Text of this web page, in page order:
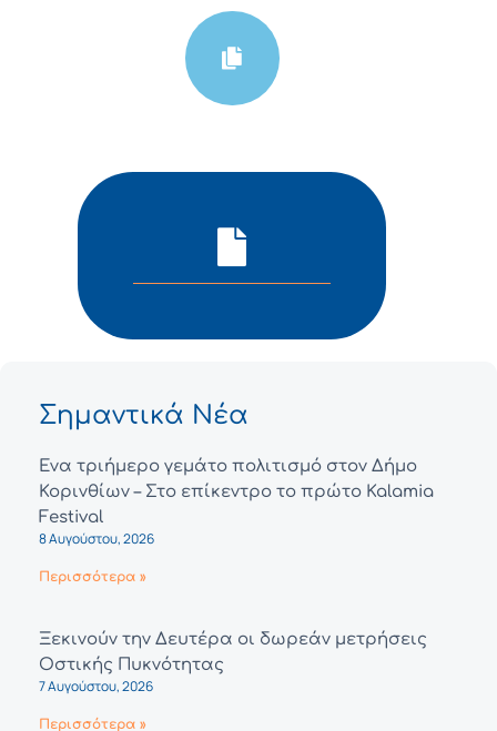
Σημαντικά Νέα
Ένα τριήμερο γεμάτο πολιτισμό στον Δήμο
Κορινθίων – Στο επίκεντρο το πρώτο Kalamia
Festival
8 Αυγούστου, 2026
Περισσότερα »
Ξεκινούν την Δευτέρα οι δωρεάν μετρήσεις
Οστικής Πυκνότητας
7 Αυγούστου, 2026
Περισσότερα »